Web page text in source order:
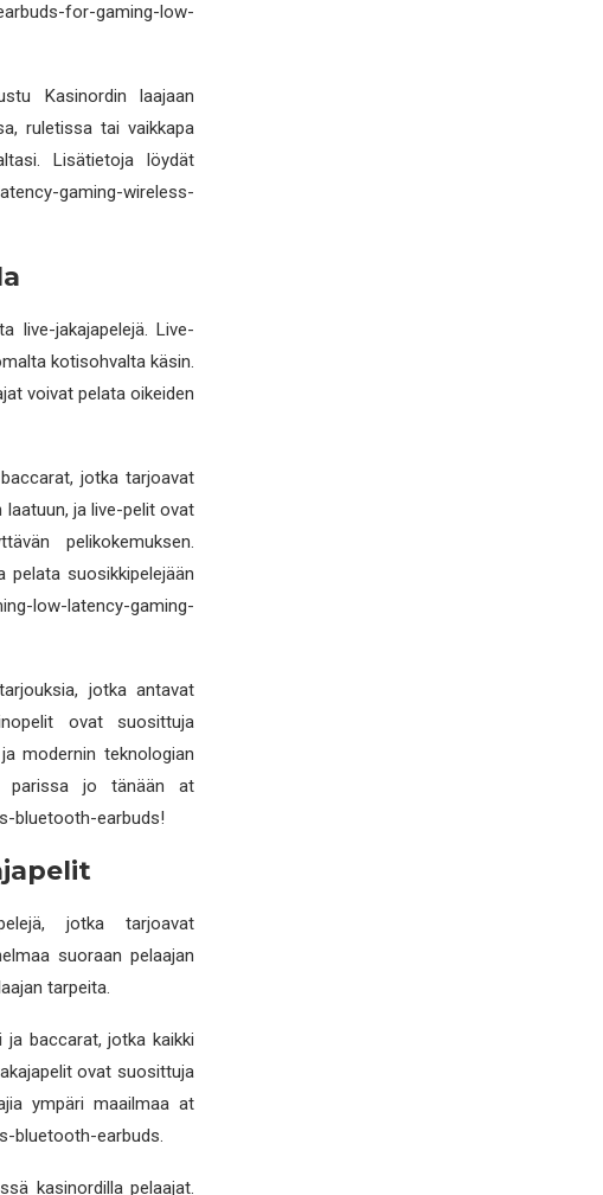
for-gaming-low-
Kasinordin laajaan
ruletissa tai vaikkapa
Lisätietoja löydät
gaming-wireless-
live-jakajapelejä. Live-
kotisohvalta käsin.
voivat pelata oikeiden
jotka tarjoavat
ja live-pelit ovat
pelikokemuksen.
pelata suosikkipelejään
low-latency-gaming-
jotka antavat
ovat suosittuja
modernin teknologian
parissa jo tänään at
bluetooth-earbuds!
jotka tarjoavat
suoraan pelaajan
tarpeita.
baccarat, jotka kaikki
ovat suosittuja
ympäri maailmaa at
bluetooth-earbuds.
kasinordilla pelaajat.